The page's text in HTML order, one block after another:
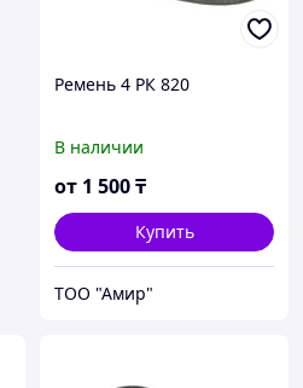
Ремень 4 РК 820
В наличии
от 1 500₸
Купить
ТОО "Амир"